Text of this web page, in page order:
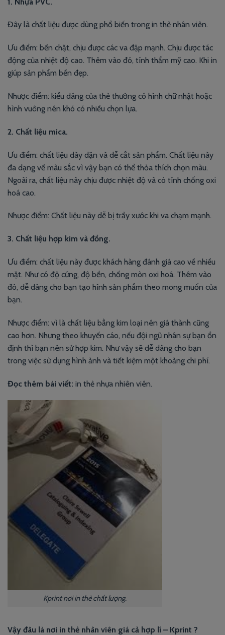
Đây là chất liệu được dùng phổ biến trong in thẻ nhân viên.
Ưu điểm: bền chặt, chịu được các va đập mạnh. Chịu được tác
động của nhiệt độ cao. Thêm vào đó, tính thẩm mỹ cao. Khi in
giúp sản phẩm bền đẹp.
Nhược điểm: kiểu dáng của thẻ thường có hình chữ nhật hoặc
hình vuông nên khó có nhiều chọn lựa.
2. Chất liệu mica.
Ưu điểm: chất liệu dày dặn và dễ cắt sản phẩm. Chất liệu này
đa dạng về màu sắc vì vậy bạn có thể thỏa thích chọn màu.
Ngoài ra, chất liệu này chịu được nhiệt độ và có tính chống oxi
hoá cao.
Nhược điểm: Chất liệu này dễ bị trầy xước khi va chạm mạnh.
3. Chất liệu hợp kim và đồng.
Ưu điểm: chất liệu này được khách hàng đánh giá cao về nhiều
mặt. Như có độ cứng, độ bền, chống mòn oxi hoá. Thêm vào
đó, dễ dàng cho bạn tạo hình sản phẩm theo mong muốn của
bạn.
Nhược điểm: vì là chất liệu bằng kim loại nên giá thành cũng
cao hơn. Nhưng theo khuyến cáo, nếu đội ngũ nhân sự bạn ổn
định thì bạn nên sử hợp kim. Như vậy sẽ dễ dàng cho bạn
trong việc sử dụng hình ảnh và tiết kiệm một khoảng chi phí.
Đọc thêm bài viết: in thẻ nhựa nhiên viên.
Kprint nơi in thẻ chất lượng.
Vậy đâu là nơi in thẻ nhân viên giá cả hợp lí – Kprint ?